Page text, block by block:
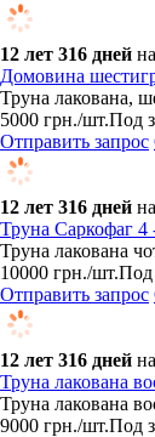
12 лет 316 дней
Домовина
Труна лакована,
5000 грн./шт.Под
Отправить запрос
12 лет 316 дней
Труна Саркофаг
​Труна лакована
10000 грн./шт.Под
Отправить запрос
12 лет 316 дней
Труна лакована
​Труна лакована
9000 грн./шт.Под